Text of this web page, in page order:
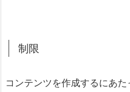
制限
コンテンツを作成するにあ